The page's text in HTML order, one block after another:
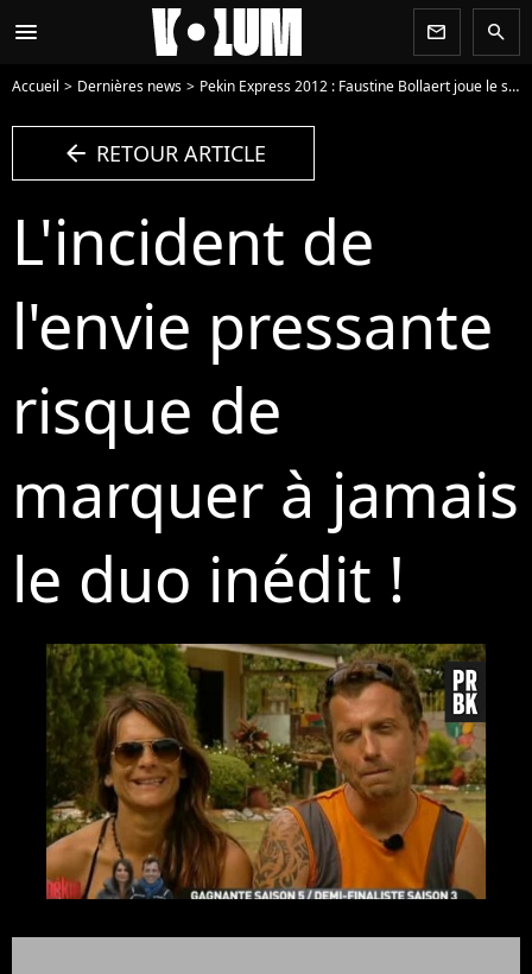
menu newsletter search
Accueil Dernières news Pekin Express 2012 : Faustine Bollaert joue le saumon, Joël se soulage dans une voiture ! (VIDEOS)
arrow_left RETOUR ARTICLE
L'incident de
l'envie pressante
risque de
marquer à jamais
le duo inédit !